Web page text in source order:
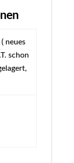
neues
schon